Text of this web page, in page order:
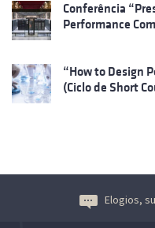
Conferência
Performance
“How to Design
(Ciclo de Short
Elogios,